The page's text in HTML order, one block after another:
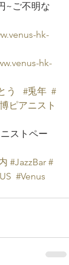
~ご不明な
hk-
hk-
う #兎年 #
ピアニスト
ストペー
#JazzBar #
#Venus